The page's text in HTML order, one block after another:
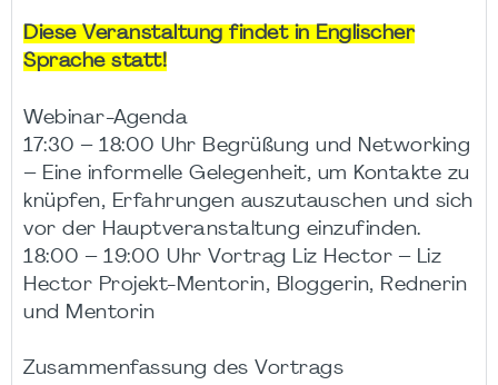
Diese Veranstaltung findet in Englischer
Sprache statt!
Webinar-Agenda
17:30 – 18:00 Uhr Begrüßung und Networking
– Eine informelle Gelegenheit, um Kontakte zu
knüpfen, Erfahrungen auszutauschen und sich
vor der Hauptveranstaltung einzufinden.
18:00 – 19:00 Uhr Vortrag Liz Hector – Liz
Hector Projekt-Mentorin, Bloggerin, Rednerin
und Mentorin
Zusammenfassung des Vortrags